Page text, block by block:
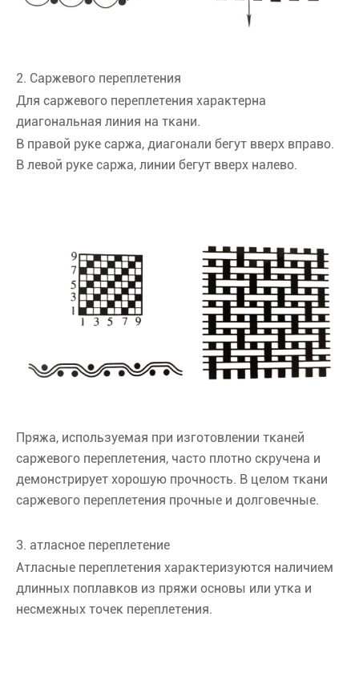
2. Саржевого переплетения
Для саржевого переплетения характерна
диагональная линия на ткани.
В правой руке саржа, диагонали бегут вверх вправо.
В левой руке саржа, линии бегут вверх налево.
Пряжа, используемая при изготовлении тканей
саржевого переплетения, часто плотно скручена и
демонстрирует хорошую прочность. В целом ткани
саржевого переплетения прочные и долговечные.
3. атласное переплетение
Атласные переплетения характеризуются наличием
длинных поплавков из пряжи основы или утка и
несмежных точек переплетения.